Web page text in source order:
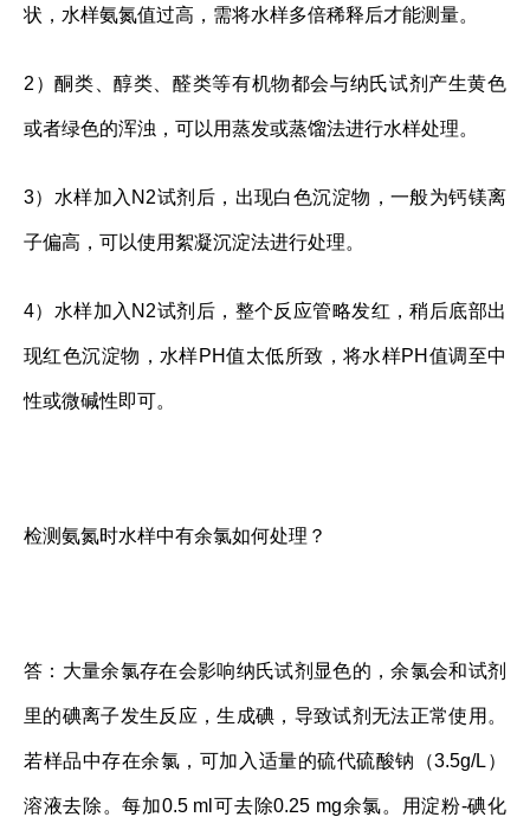
状，水样氨氮值过高，需将水样多倍稀释后才能测量。
2）酮类、醇类、醛类等有机物都会与纳氏试剂产生黄色
或者绿色的浑浊，可以用蒸发或蒸馏法进行水样处理。
3）水样加入N2试剂后，出现白色沉淀物，一般为钙镁离
子偏高，可以使用絮凝沉淀法进行处理。
4）水样加入N2试剂后，整个反应管略发红，稍后底部出
现红色沉淀物，水样PH值太低所致，将水样PH值调至中
性或微碱性即可。
检测氨氮时水样中有余氯如何处理？
答：大量余氯存在会影响纳氏试剂显色的，余氯会和试剂
里的碘离子发生反应，生成碘，导致试剂无法正常使用。
若样品中存在余氯，可加入适量的硫代硫酸钠（3.5g/L）
溶液去除。每加0.5 ml可去除0.25 mg余氯。用淀粉-碘化